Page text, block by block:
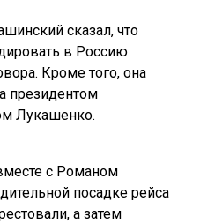
сказал, что
в Россию
Кроме того, она
президентом
Лукашенко.
с Романом
посадке рейса
а затем